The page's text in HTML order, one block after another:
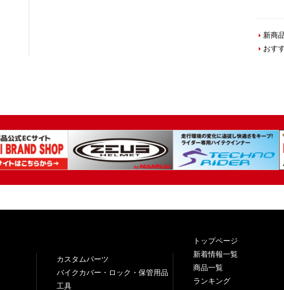
新商
おす
カスタムパーツ
バイクカバー・ロック・保管用品
工具
トップページ
新着情報一覧
商品一覧
ランキング